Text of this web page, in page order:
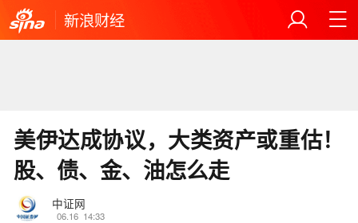
新浪财经
美伊达成协议，大类资产或重估！
股、债、金、油怎么走
中证网
06.16 14:33